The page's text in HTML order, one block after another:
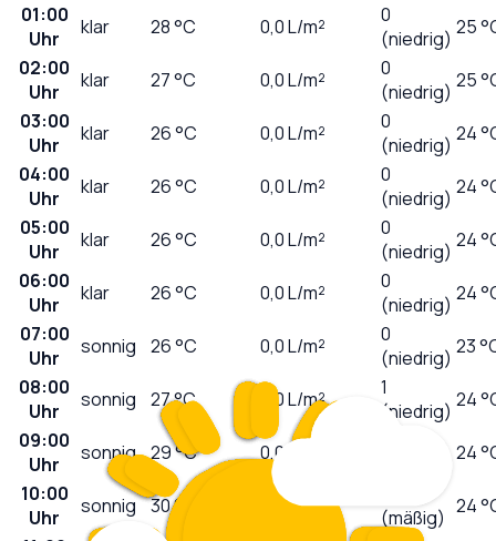
01:00
Uhr
klar 28°C 0,0L/m²
0
(niedrig) 25
02:00
Uhr
klar 27°C 0,0L/m²
0
(niedrig) 25
03:00
Uhr
klar 26°C 0,0L/m²
0
(niedrig) 24
04:00
Uhr
klar 26°C 0,0L/m²
0
(niedrig) 24
05:00
Uhr
klar 26°C 0,0L/m²
0
(niedrig) 24
06:00
Uhr
klar 26°C 0,0L/m²
0
(niedrig) 24
07:00
Uhr
sonnig 26°C 0,0L/m²
0
(niedrig) 23
08:00
Uhr
sonnig 27°C 0,0L/m²
1
(niedrig) 24
09:00
Uhr
sonnig 29°C 0,0
24
10:00
Uhr
sonnig 30°C 0,0L/m²
(mäßig) 24